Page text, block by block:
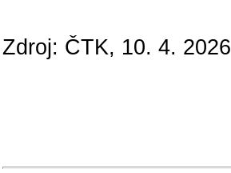
Zdroj: ČTK, 10. 4. 2026